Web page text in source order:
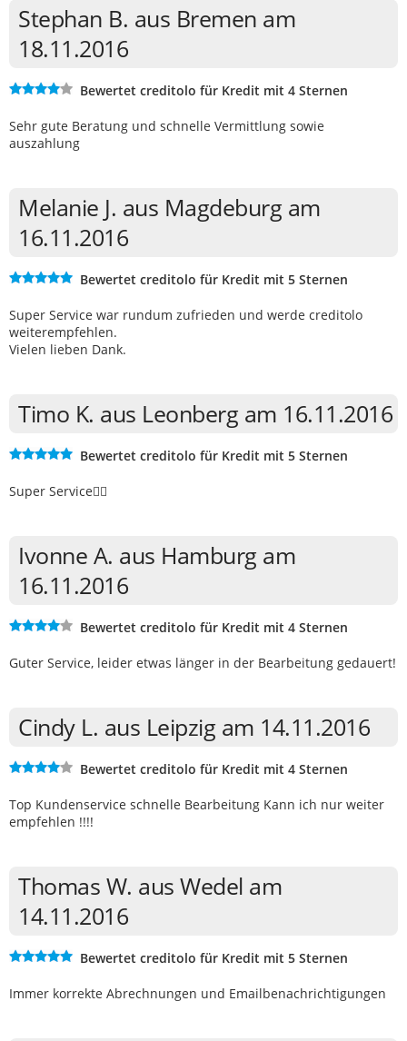
Stephan B. aus Bremen am
18.11.2016
Bewertet creditolo für Kredit mit 4 Sternen
Sehr gute Beratung und schnelle Vermittlung sowie
auszahlung
Melanie J. aus Magdeburg am
16.11.2016
Bewertet creditolo für Kredit mit 5 Sternen
Super Service war rundum zufrieden und werde creditolo
weiterempfehlen.
Vielen lieben Dank.
Timo K. aus Leonberg am 16.11.2016
Bewertet creditolo für Kredit mit 5 Sternen
Super Service👍🏻
Ivonne A. aus Hamburg am
16.11.2016
Bewertet creditolo für Kredit mit 4 Sternen
Guter Service, leider etwas länger in der Bearbeitung gedauert!
Cindy L. aus Leipzig am 14.11.2016
Bewertet creditolo für Kredit mit 4 Sternen
Top Kundenservice schnelle Bearbeitung Kann ich nur weiter
empfehlen !!!!
Thomas W. aus Wedel am
14.11.2016
Bewertet creditolo für Kredit mit 5 Sternen
Immer korrekte Abrechnungen und Emailbenachrichtigungen